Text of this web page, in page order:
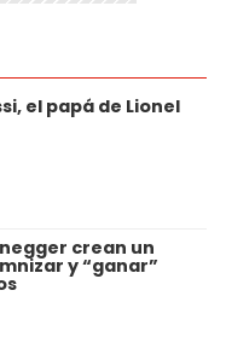
el papá de Lionel
crean un
y “ganar”